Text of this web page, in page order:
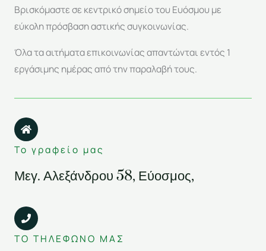
Βρισκόμαστε σε κεντρικό σημείο του Ευόσμου με
εύκολη πρόσβαση αστικής συγκοινωνίας.
Όλα τα αιτήματα επικοινωνίας απαντώνται εντός 1
εργάσιμης ημέρας από την παραλαβή τους.
Το γραφείο μας
Μεγ. Αλεξάνδρου 58, Εύοσμος,
ΤΟ ΤΗΛΈΦΩΝΌ ΜΑΣ